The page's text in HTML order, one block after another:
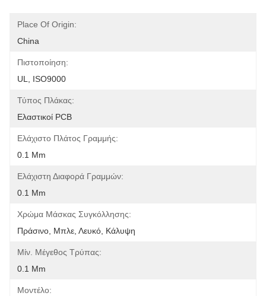
Place Of Origin:
China
Πιστοποίηση:
UL, ISO9000
Τύπος Πλάκας:
Ελαστικοί PCB
Ελάχιστο Πλάτος Γραμμής:
0.1 Mm
Ελάχιστη Διαφορά Γραμμών:
0.1 Mm
Χρώμα Μάσκας Συγκόλλησης:
Πράσινο, Μπλε, Λευκό, Κάλυψη
Μίν. Μέγεθος Τρύπας:
0.1 Mm
Μοντέλο: